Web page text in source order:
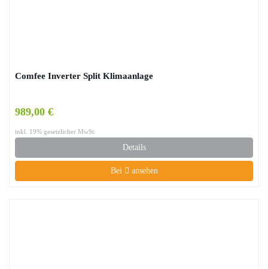
Comfee Inverter Split Klimaanlage
989,00 €
inkl. 19% gesetzlicher MwSt.
Details
Bei ansehen